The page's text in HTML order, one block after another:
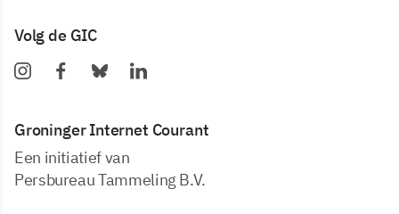
Volg de GIC
Groninger Internet Courant
Een initiatief van
Persbureau Tammeling B.V.